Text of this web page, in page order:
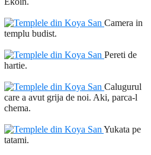
Camera in
templu budist.
Pereti de
hartie.
Calugurul
care a avut grija de noi. Aki, parca-l
chema.
Yukata pe
tatami.